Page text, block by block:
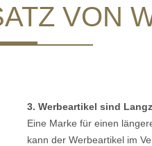
VON
3. Werbeartikel sind
Eine Marke für einen
kann der Werbeartikel im